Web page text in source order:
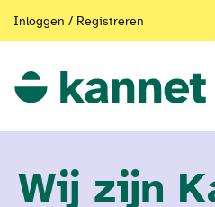
Inloggen / Registreren
Wij zijn